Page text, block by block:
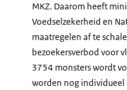
MKZ. Daarom heeft
Voedselzekerheid en
maatregelen af te
bezoekersverbod voor
3754 monsters wordt
worden nog individueel